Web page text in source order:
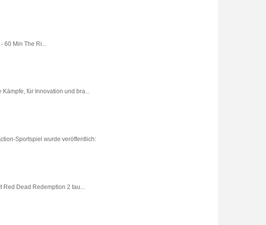
Min The Ri...
Kämpfe, für Innovation und bra...
Sportspiel wurde veröffentlich:
Red Dead Redemption 2 tau...